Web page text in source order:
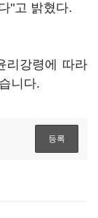
"고 밝혔다.
리강령에 따라
니다.